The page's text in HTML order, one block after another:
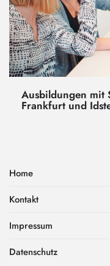
Ausbildungen mit
Frankfurt und
Home
Kontakt
Impressum
Datenschutz